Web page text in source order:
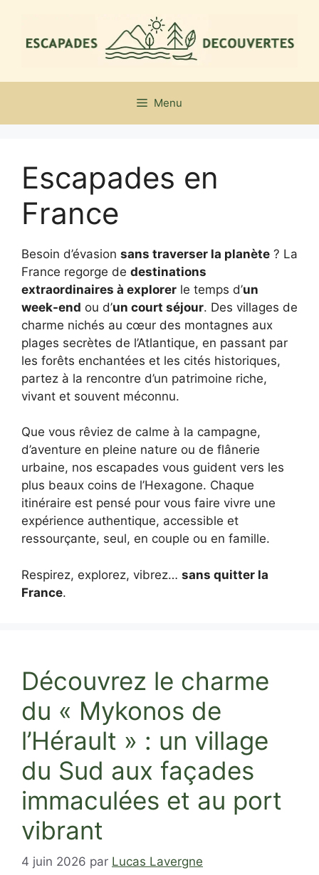
contenu
Menu
Escapades en
France
Besoin d’évasion sans traverser la planète ? La
France regorge de destinations
extraordinaires à explorer le temps d’un
week-end ou d’un court séjour. Des villages de
charme nichés au cœur des montagnes aux
plages secrètes de l’Atlantique, en passant par
les forêts enchantées et les cités historiques,
partez à la rencontre d’un patrimoine riche,
vivant et souvent méconnu.
Que vous rêviez de calme à la campagne,
d’aventure en pleine nature ou de flânerie
urbaine, nos escapades vous guident vers les
plus beaux coins de l’Hexagone. Chaque
itinéraire est pensé pour vous faire vivre une
expérience authentique, accessible et
ressourçante, seul, en couple ou en famille.
Respirez, explorez, vibrez… sans quitter la
France.
Découvrez le charme
du « Mykonos de
l’Hérault » : un village
du Sud aux façades
immaculées et au port
vibrant
4 juin 2026 par Lucas Lavergne